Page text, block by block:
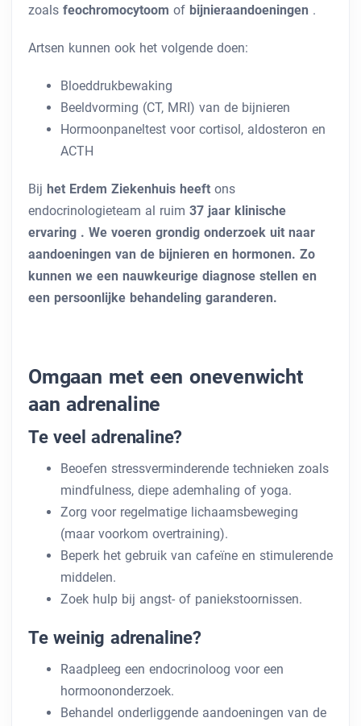
zoals feochromocytoom of bijnieraandoeningen .
Artsen kunnen ook het volgende doen:
Bloeddrukbewaking
Beeldvorming (CT, MRI) van de bijnieren
Hormoonpaneltest voor cortisol, aldosteron en
ACTH
Bij het Erdem Ziekenhuis heeft ons
endocrinologieteam al ruim 37 jaar klinische
ervaring . We voeren grondig onderzoek uit naar
aandoeningen van de bijnieren en hormonen. Zo
kunnen we een nauwkeurige diagnose stellen en
een persoonlijke behandeling garanderen.
Omgaan met een onevenwicht
aan adrenaline
Te veel adrenaline?
Beoefen stressverminderende technieken zoals
mindfulness, diepe ademhaling of yoga.
Zorg voor regelmatige lichaamsbeweging
(maar voorkom overtraining).
Beperk het gebruik van cafeïne en stimulerende
middelen.
Zoek hulp bij angst- of paniekstoornissen.
Te weinig adrenaline?
Raadpleeg een endocrinoloog voor een
hormoononderzoek.
Behandel onderliggende aandoeningen van de